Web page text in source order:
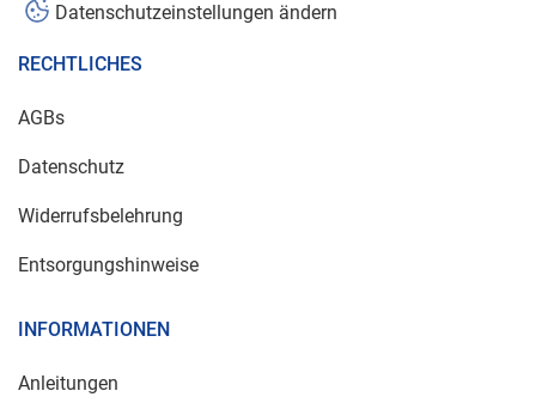
Datenschutzeinstellungen ändern
RECHTLICHES
AGBs
Datenschutz
Widerrufsbelehrung
Entsorgungshinweise
INFORMATIONEN
Anleitungen